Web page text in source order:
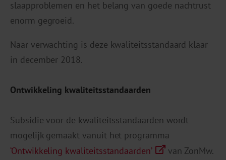
slaapproblemen en het belang van goede nachtrust
enorm gegroeid.
Naar verwachting is deze kwaliteitsstandaard klaar
in december 2018.
Ontwikkeling kwaliteitsstandaarden
Subsidie voor de kwaliteitsstandaarden wordt
mogelijk gemaakt vanuit het programma
‘Ontwikkeling kwaliteitsstandaarden’
van ZonMw.